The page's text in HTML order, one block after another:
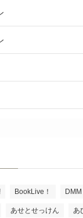
BookLive！ DMM
あせとせっけん あ